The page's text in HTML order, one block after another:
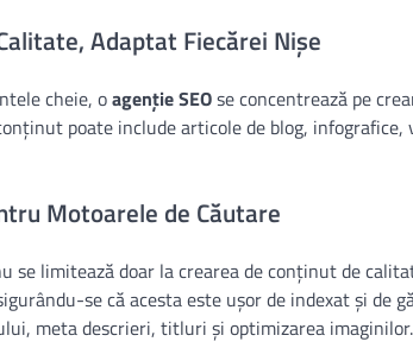
Adaptat Fiecărei Nișe
cheie, oagenție SEOse concentrează pe
poate include articole de blog,
Motoarele de Căutare
se limitează doar la crearea de conținut de
se că acesta este ușor de indexat și de
meta descrieri, titluri și optimizarea imaginilor.